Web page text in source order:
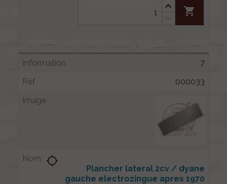
shopping_cart
7
000033
Plancher lateral 2cv / dyane
gauche electrozingue apres 1970
location_searching